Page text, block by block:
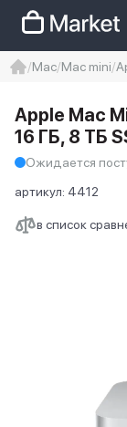
Iphone 14 pro
Mac Mac mini
в список
Apple Mac
16 ГБ, 8 ТБ
Ожидается
артикул: 4412